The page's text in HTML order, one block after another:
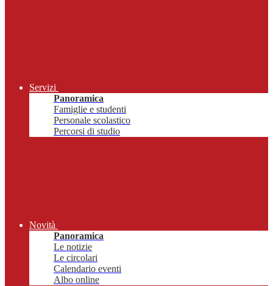
Servizi
Panoramica
Famiglie e studenti
Personale scolastico
Percorsi di studio
Novità
Panoramica
Le notizie
Le circolari
Calendario eventi
Albo online